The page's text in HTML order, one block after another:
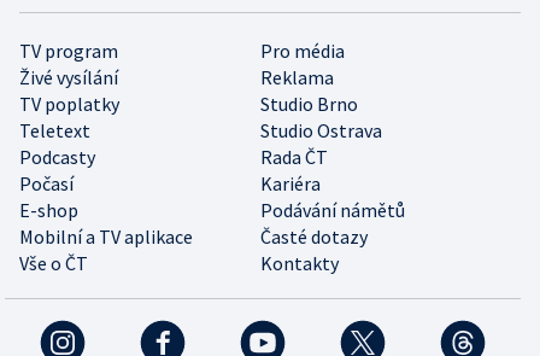
TV program
Pro média
Živé vysílání
Reklama
TV poplatky
Studio Brno
Teletext
Studio Ostrava
Podcasty
Rada ČT
Počasí
Kariéra
E-shop
Podávání námětů
Mobilní a TV aplikace
Časté dotazy
Vše o ČT
Kontakty